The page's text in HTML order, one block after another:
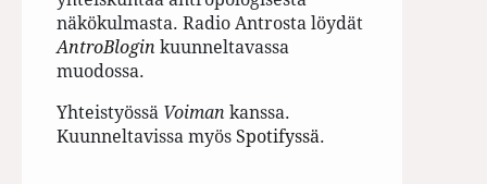
näkökulmasta. Radio Antrosta löydät
AntroBlogin kuunneltavassa
muodossa.
Yhteistyössä Voiman kanssa.
Kuunneltavissa myösSpotifyssä.